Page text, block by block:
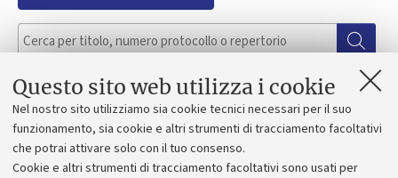
Questo sito web utilizza i cookie
Nel nostro sito utilizziamo sia cookie tecnici necessari per il suo
funzionamento, sia cookie e altri strumenti di tracciamento facoltativi
che potrai attivare solo con il tuo consenso.
Cookie e altri strumenti di tracciamento facoltativi sono usati per
Hai cercato:Borse di studio e agevolazioni; Studio al
primo anno
Laurea magistrale
Corso Matematica -
LM - Bologna; Specifici da bando;
Matematica Azzera filtri